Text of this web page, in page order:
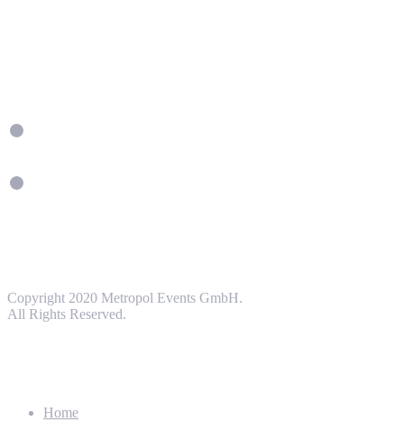
Copyright 2020 Metropol Events GmbH.
All Rights Reserved.
Home